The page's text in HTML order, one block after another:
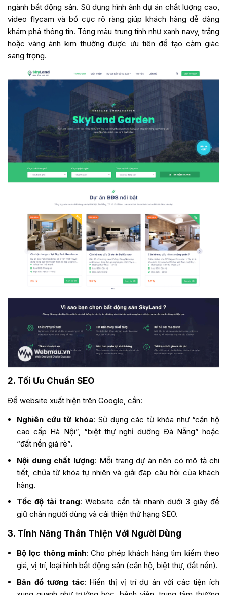
ngành bất động sản. Sử dụng hình ảnh dự án chất lượng cao,
video flycam và bố cục rõ ràng giúp khách hàng dễ dàng
khám phá thông tin. Tông màu trung tính như xanh navy, trắng
hoặc vàng ánh kim thường được ưu tiên để tạo cảm giác
sang trọng.
2. Tối Ưu Chuẩn SEO
Để website xuất hiện trên Google, cần:
Nghiên cứu từ khóa: Sử dụng các từ khóa như “căn hộ
cao cấp Hà Nội”, “biệt thự nghỉ dưỡng Đà Nẵng” hoặc
“đất nền giá rẻ”.
Nội dung chất lượng: Mỗi trang dự án nên có mô tả chi
tiết, chứa từ khóa tự nhiên và giải đáp câu hỏi của khách
hàng.
Tốc độ tải trang: Website cần tải nhanh dưới 3 giây để
giữ chân người dùng và cải thiện thứ hạng SEO.
3. Tính Năng Thân Thiện Với Người Dùng
Bộ lọc thông minh: Cho phép khách hàng tìm kiếm theo
giá, vị trí, loại hình bất động sản (căn hộ, biệt thự, đất nền).
Bản đồ tương tác: Hiển thị vị trí dự án với các tiện ích